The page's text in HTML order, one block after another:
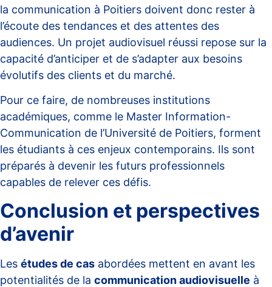
la communication à Poitiers doivent donc rester à
l’écoute des tendances et des attentes des
audiences. Un projet audiovisuel réussi repose sur la
capacité d’anticiper et de s’adapter aux besoins
évolutifs des clients et du marché.
Pour ce faire, de nombreuses institutions
académiques, comme le Master Information-
Communication de l’Université de Poitiers, forment
les étudiants à ces enjeux contemporains. Ils sont
préparés à devenir les futurs professionnels
capables de relever ces défis.
Conclusion et perspectives
d’avenir
Les études de cas abordées mettent en avant les
potentialités de la communication audiovisuelle à